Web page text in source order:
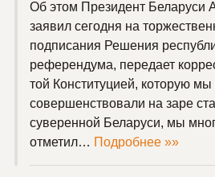
Об этом Президент Беларуси
заявил сегодня на
подписания Решения
референдума, передает
той Конституцией, которую мы
совершенствовали на заре
суверенной Беларуси, мы
отметил… Подробнее »»